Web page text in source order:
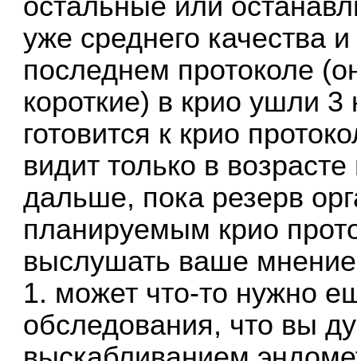
уже среднего качества
последнем протоколе
короткие) в крио ушли 3
готовится к крио
видит только в
дальше, пока резерв
планируемым крио
выслушать ваше
1. может что-то нужно
обследования, что вы